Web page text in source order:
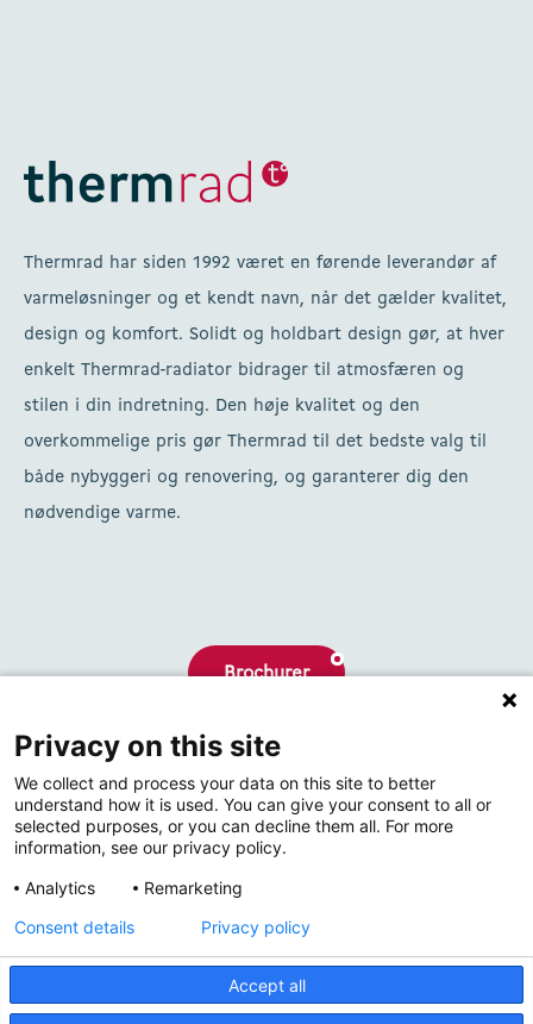
Thermrad har siden 1992 været en førende leverandør af
varmeløsninger og et kendt navn, når det gælder kvalitet,
design og komfort. Solidt og holdbart design gør, at hver
enkelt Thermrad-radiator bidrager til atmosfæren og
stilen i din indretning. Den høje kvalitet og den
overkommelige pris gør Thermrad til det bedste valg til
både nybyggeri og renovering, og garanterer dig den
nødvendige varme.
Brochurer
Hvem er vi
Kontakt
© 2026 Thermrad
Privacy on this site
We collect and process your data on this site to better
understand how it is used. You can give your consent to all or
selected purposes, or you can decline them all. For more
information, see our privacy policy.
Analytics
Remarketing
Accept all
Consent details Privacy policy